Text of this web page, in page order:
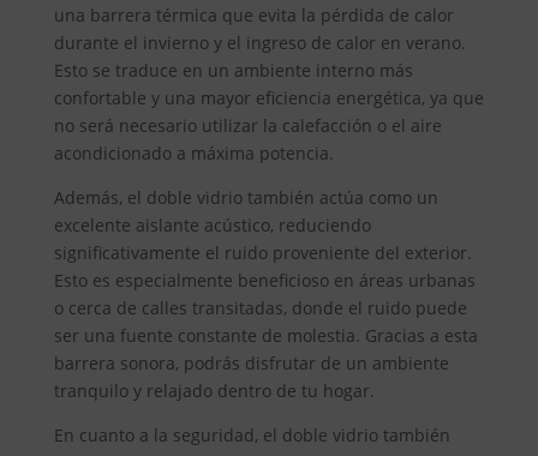
una barrera térmica que evita la pérdida de calor
durante el invierno y el ingreso de calor en verano.
Esto se traduce en un ambiente interno más
confortable y una mayor eficiencia energética, ya que
no será necesario utilizar la calefacción o el aire
acondicionado a máxima potencia.
Además, el doble vidrio también actúa como un
excelente aislante acústico, reduciendo
significativamente el ruido proveniente del exterior.
Esto es especialmente beneficioso en áreas urbanas
o cerca de calles transitadas, donde el ruido puede
ser una fuente constante de molestia. Gracias a esta
barrera sonora, podrás disfrutar de un ambiente
tranquilo y relajado dentro de tu hogar.
En cuanto a la seguridad, el doble vidrio también